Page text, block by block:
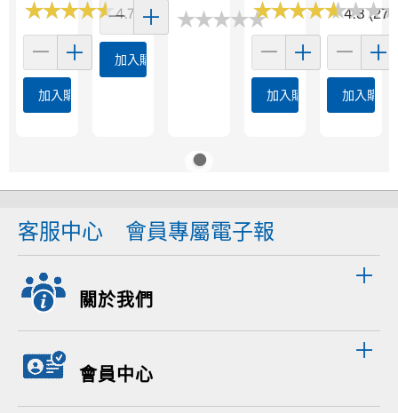
★★★★★
★★★★★4.7 (19)
加入購物車
加入購物車
★★★★★
★★★★★
★★★★★
★★★★★4.8 (271)
加入購物車
★★★
★★★
加入購物
客服中心 會員專屬電子報
關於我們
會員中心